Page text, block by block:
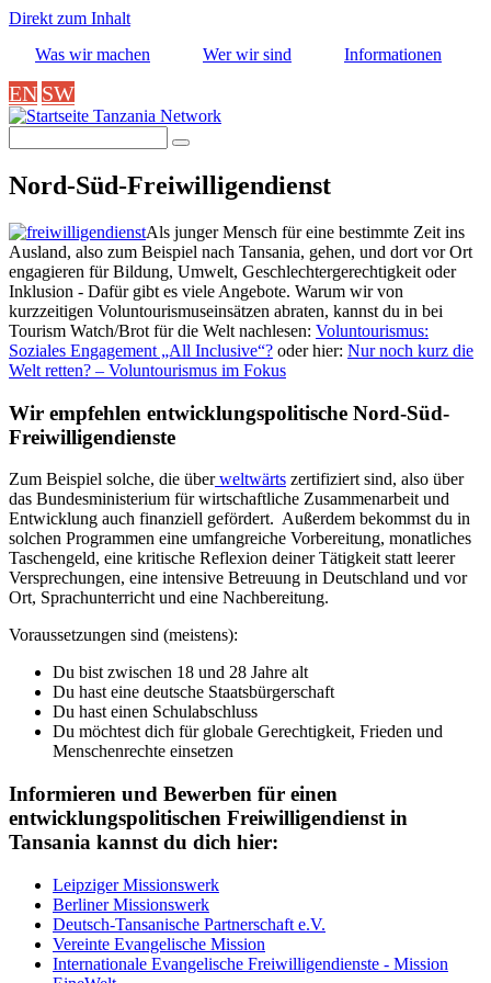
Direkt zum Inhalt
Was wir machen
Wer wir sind Informationen
EN SW
Tanzania Network
Nord-Süd-Freiwilligendienst
_Image
Als junger Mensch für eine bestimmte Zeit ins
Ausland, also zum Beispiel nach Tansania, gehen, und dort vor Ort
engagieren für Bildung, Umwelt, Geschlechtergerechtigkeit oder
Inklusion - Dafür gibt es viele Angebote. Warum wir von
kurzzeitigen Voluntourismuseinsätzen abraten, kannst du in bei
Tourism Watch/Brot für die Welt nachlesen: Voluntourismus:
Soziales Engagement „All Inclusive“? oder hier: Nur noch kurz die
Welt retten? – Voluntourismus im Fokus
Wir empfehlen entwicklungspolitische Nord-Süd-
Freiwilligendienste
Zum Beispiel solche, die überweltwärts zertifiziert sind, also über
das Bundesministerium für wirtschaftliche Zusammenarbeit und
Entwicklung auch finanziell gefördert. Außerdem bekommst du in
solchen Programmen eine umfangreiche Vorbereitung, monatliches
Taschengeld, eine kritische Reflexion deiner Tätigkeit statt leerer
Versprechungen, eine intensive Betreuung in Deutschland und vor
Ort, Sprachunterricht und eine Nachbereitung.
Voraussetzungen sind (meistens):
Du bist zwischen 18 und 28 Jahre alt
Du hast eine deutsche Staatsbürgerschaft
Du hast einen Schulabschluss
Du möchtest dich für globale Gerechtigkeit, Frieden und
Menschenrechte einsetzen
Informieren und Bewerben für einen
entwicklungspolitischen Freiwilligendienst in
Tansania kannst du dich hier:
Leipziger Missionswerk
Berliner Missionswerk
Deutsch-Tansanische Partnerschaft e.V.
Vereinte Evangelische Mission
Internationale Evangelische Freiwilligendienste - Mission